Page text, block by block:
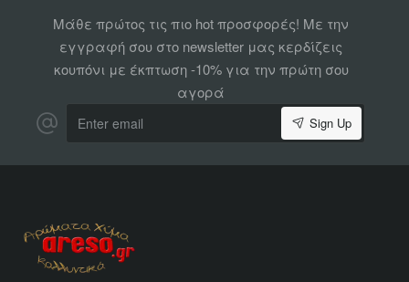
Μάθε πρώτος τις πιο hot προσφορές! Με την
εγγραφή σου στο newsletter μας κερδίζεις
κουπόνι με έκπτωση -10% για την πρώτη σου
αγορά
email
Sign Up